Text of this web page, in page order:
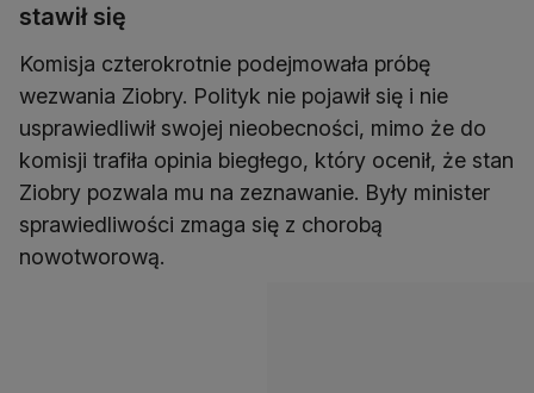
stawił się
Komisja czterokrotnie podejmowała próbę
wezwania Ziobry. Polityk nie pojawił się i nie
usprawiedliwił swojej nieobecności, mimo że do
komisji trafiła opinia biegłego, który ocenił, że stan
Ziobry pozwala mu na zeznawanie. Były minister
sprawiedliwości zmaga się z chorobą
nowotworową.